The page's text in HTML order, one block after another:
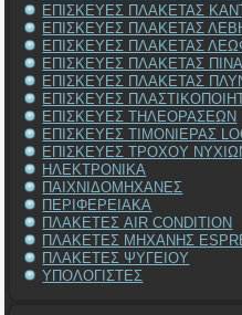
ΕΠΙΣΚΕΥΕΣ ΠΛΑΚΕΤΑΣ
ΕΠΙΣΚΕΥΕΣ ΠΛΑΚΕΤΑΣ
ΕΠΙΣΚΕΥΕΣ ΠΛΑΚΕΤΑΣ
ΕΠΙΣΚΕΥΕΣ ΠΛΑΚΕΤΑΣ
ΕΠΙΣΚΕΥΕΣ ΠΛΑΚΕΤΑΣ
ΕΠΙΣΚΕΥΕΣ
ΕΠΙΣΚΕΥΕΣ ΤΗΛΕΟΡΑΣΕΩΝ
ΕΠΙΣΚΕΥΕΣ ΤΙΜΟΝΙΕΡΑΣ
ΕΠΙΣΚΕΥΕΣ ΤΡΟΧΟΥ
ΗΛΕΚΤΡΟΝΙΚΑ
ΠΑΙΧΝΙΔΟΜΗΧΑΝΕΣ
ΠΕΡΙΦΕΡΕΙΑΚΑ
ΠΛΑΚΕΤΕΣ AIR CONDITION
ΠΛΑΚΕΤΕΣ ΜΗΧΑΝΗΣ
ΠΛΑΚΕΤΕΣ ΨΥΓΕΙΟΥ
ΥΠΟΛΟΓΙΣΤΕΣ